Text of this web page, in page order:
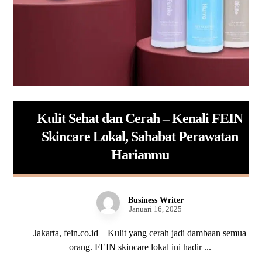
Kulit Sehat dan Cerah – Kenali FEIN
Skincare Lokal, Sahabat Perawatan
Harianmu
Business Writer
Januari 16, 2025
Jakarta, fein.co.id – Kulit yang cerah jadi dambaan semua
orang. FEIN skincare lokal ini hadir ...